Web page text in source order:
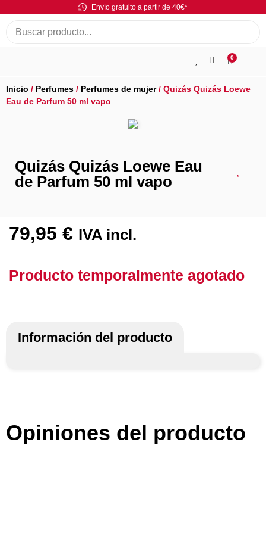
Envío gratuito a partir de 40€*
0
Inicio / Perfumes / Perfumes de mujer/ Quizás Quizás Loewe
Eau de Parfum 50 ml vapo
Quizás Quizás Loewe Eau
de Parfum 50 ml vapo
79,95 € IVA incl.
Producto temporalmente agotado
Información del producto
Opiniones del producto